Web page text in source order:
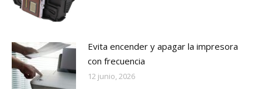
Evita encender y apagar la impresora
con frecuencia
12 junio, 2026